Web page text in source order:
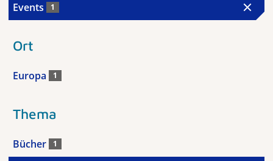
Events 1
Ort
Europa 1
Thema
Bücher 1